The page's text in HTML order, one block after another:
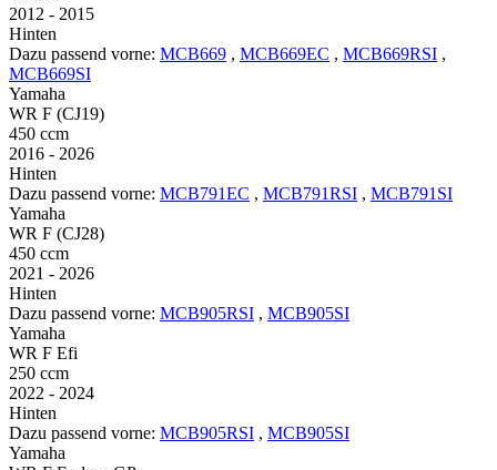
2012 - 2015
Hinten
Dazu passend vorne: MCB669 , MCB669EC , MCB669RSI ,
MCB669SI
Yamaha
WR F (CJ19)
450 ccm
2016 - 2026
Hinten
Dazu passend vorne: MCB791EC , MCB791RSI , MCB791SI
Yamaha
WR F (CJ28)
450 ccm
2021 - 2026
Hinten
Dazu passend vorne: MCB905RSI , MCB905SI
Yamaha
WR F Efi
250 ccm
2022 - 2024
Hinten
Dazu passend vorne: MCB905RSI , MCB905SI
Yamaha